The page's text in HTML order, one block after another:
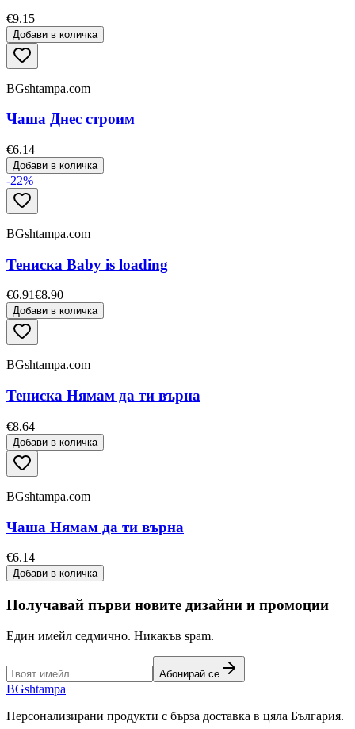
€9.15
Добави в количка
BGshtampa.com
Чаша Днес строим
€6.14
Добави в количка
-22%
BGshtampa.com
Тениска Baby is loading
€6.91€8.90
Добави в количка
BGshtampa.com
Тениска Нямам да ти върна
€8.64
Добави в количка
BGshtampa.com
Чаша Нямам да ти върна
€6.14
Добави в количка
Получавай първи новите дизайни и промоции
Един имейл седмично. Никакъв spam.
Абонирай се
BGshtampa
Персонализирани продукти с бърза доставка в цяла България.